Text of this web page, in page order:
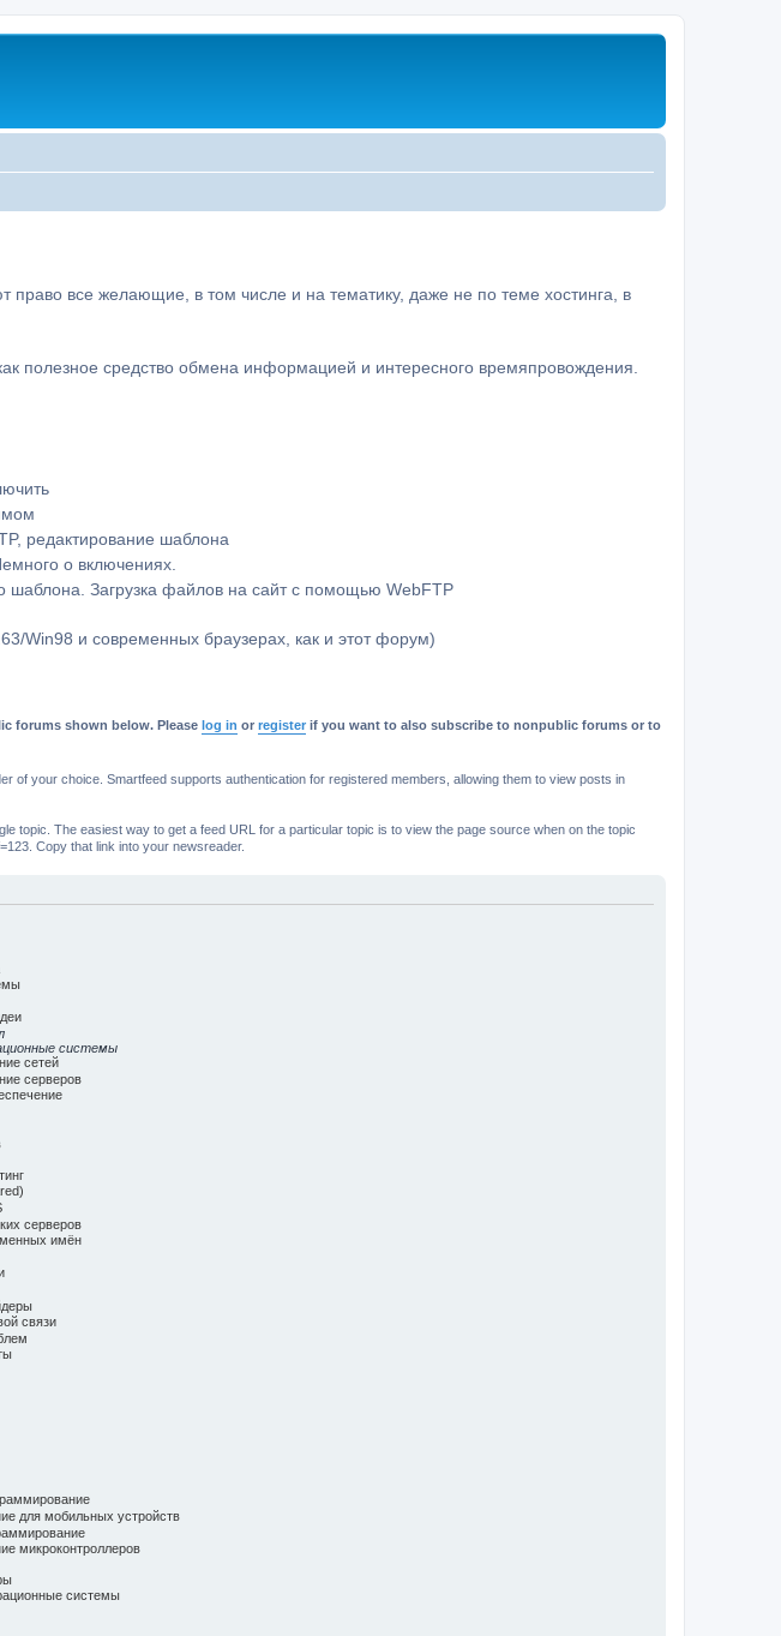
право все желающие, в том числе и на тематику, даже не по теме хостинга, в
полезное средство обмена информацией и интересного времяпровождения.
редактирование шаблона
о включениях.
шаблона. Загрузка файлов на сайт с помощью WebFTP
Win98 и современных браузерах, как и этот форум)
forums shown below. Please log in or register if you want to also subscribe to nonpublic forums or to
your choice. Smartfeed supports authentication for registered members, allowing them to view posts in
topic. The easiest way to get a feed URL for a particular topic is to view the page source when on the topic
Copy that link into your newsreader.
системы
сетей
серверов
серверов
имён
связи
для мобильных устройств
микроконтроллеров
системы